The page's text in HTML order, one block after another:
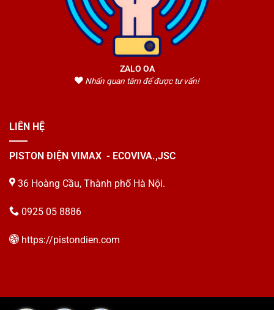
ZALO OA
Nhấn quan tâm để được tư vấn!
LIÊN HỆ
PISTON ĐIỆN VIMAX - ECOVIVA.,JSC
36 Hoàng Cầu, Thành phố Hà Nội.
0925 05 8886
https://pistondien.com